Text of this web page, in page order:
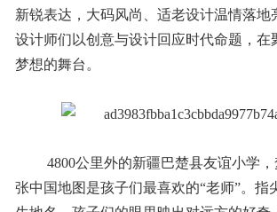
新锐表达，大码风尚、适老设计温情落
设计师们以创意与设计回应时代命题，在
梦想的舞台。
4800公里外的新疆巴楚县友谊小学
张中国地图是孩子们最喜欢的“老师”。指